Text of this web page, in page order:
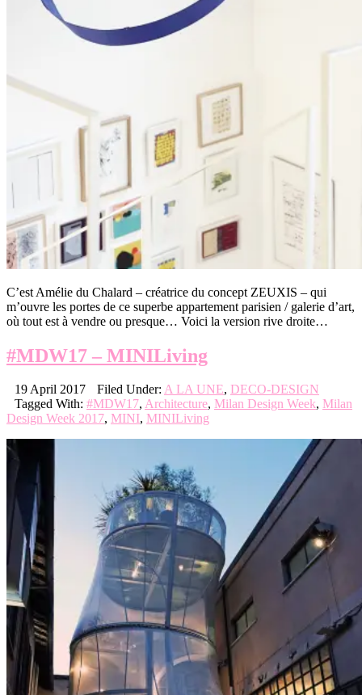
C’est Amélie du Chalard – créatrice du concept ZEUXIS – qui
m’ouvre les portes de ce superbe appartement parisien / galerie d’art,
où tout est à vendre ou presque… Voici la version rive droite…
#MDW17 – MINILiving
19 April 2017 Filed Under: A LA UNE, DECO-DESIGN
Tagged With: #MDW17, Architecture, Milan Design Week, Milan
Design Week 2017, MINI, MINILiving